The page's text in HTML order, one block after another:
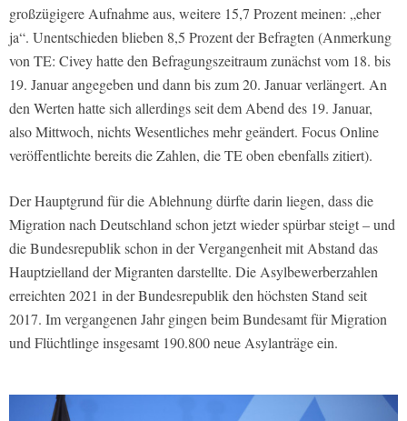
großzügigere Aufnahme aus, weitere 15,7 Prozent meinen: „eher
ja“. Unentschieden blieben 8,5 Prozent der Befragten (Anmerkung
von TE: Civey hatte den Befragungszeitraum zunächst vom 18. bis
19. Januar angegeben und dann bis zum 20. Januar verlängert. An
den Werten hatte sich allerdings seit dem Abend des 19. Januar,
also Mittwoch, nichts Wesentliches mehr geändert. Focus Online
veröffentlichte bereits die Zahlen, die TE oben ebenfalls zitiert).
Der Hauptgrund für die Ablehnung dürfte darin liegen, dass die
Migration nach Deutschland schon jetzt wieder spürbar steigt – und
die Bundesrepublik schon in der Vergangenheit mit Abstand das
Hauptzielland der Migranten darstellte. Die Asylbewerberzahlen
erreichten 2021 in der Bundesrepublik den höchsten Stand seit
2017. Im vergangenen Jahr gingen beim Bundesamt für Migration
und Flüchtlinge insgesamt 190.800 neue Asylanträge ein.